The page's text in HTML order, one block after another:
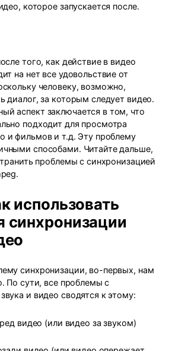
которое запускается после.
того, как действие в видео
на нет все удовольствие от
человеку, возможно,
диалог, за которым следует видео.
аспект заключается в том, что
подходит для просмотра
и фильмов и т.д. Эту проблему
способами. Читайте дальше,
проблемы с синхронизацией
использовать
синхронизации
синхронизации, во-первых, нам
По сути, все проблемы с
и видео сводятся к этому:
видео (или видео за звуком)